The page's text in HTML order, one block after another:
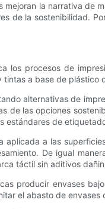
la narrativa de
de la sostenibilidad.
los procesos de
a base de
alternativas de
de las opciones
estándares de
a las
De igual
táctil sin aditivos
producir envases
el abasto de envases